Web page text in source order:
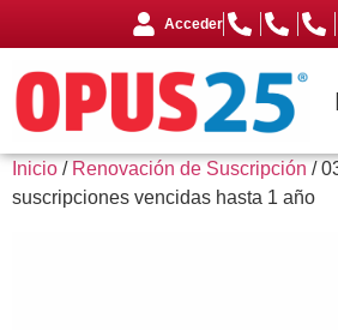
Acceder
Inicio / Renovación de Suscripción /
suscripciones vencidas hasta 1 año